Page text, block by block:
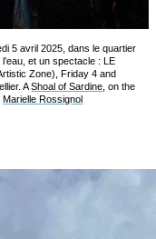
5 avril 2025, dans le quartier
l’eau, et un spectacle : LE
Zone), Friday 4 and
AShoal of Sardine , on the
Marielle Rossignol